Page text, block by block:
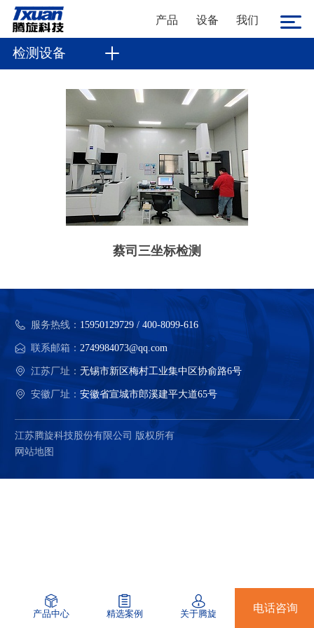
产品 设备 我们
检测设备
蔡司三坐标检测
服务热线： 15950129729 / 400-8099-616
联系邮箱： 2749984073@qq.com
江苏厂址：无锡市新区梅村工业集中区协俞路6号
安徽厂址：安徽省宣城市郎溪建平大道65号
江苏腾旋科技股份有限公司 版权所有
网站地图
产品中心 精选案例 关于腾旋 电话咨询